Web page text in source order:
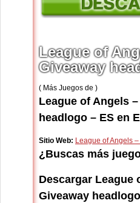
League of
Giveaway
( Más Juegos de )
League of Angels
headlogo – ES en
Sitio Web: League of Angels
¿Buscas más
Descargar League
Giveaway